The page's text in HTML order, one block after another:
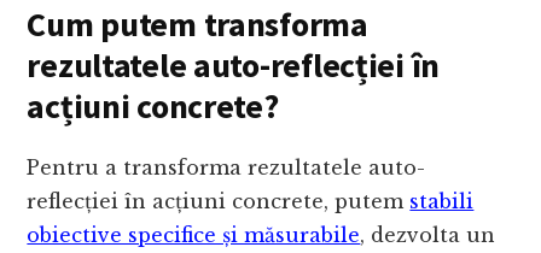
Cum putem transforma
rezultatele auto-reflecției în
acțiuni concrete?
Pentru a transforma rezultatele auto-
reflecției în acțiuni concrete, putem stabili
obiective specifice și măsurabile, dezvolta un